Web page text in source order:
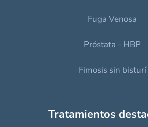
Fuga Venosa
Próstata - HBP
Fimosis sin bisturí
Tratamientos